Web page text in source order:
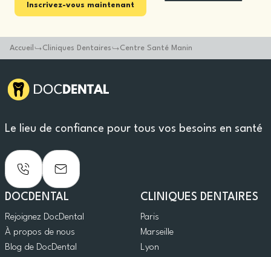
Inscrivez-vous maintenant
Accueil Cliniques Dentaires Centre Santé Manin
Le lieu de confiance pour tous vos besoins en santé
DOCDENTAL
Rejoignez DocDental
À propos de nous
Blog de DocDental
CLINIQUES DENTAIRES
Paris
Marseille
Lyon